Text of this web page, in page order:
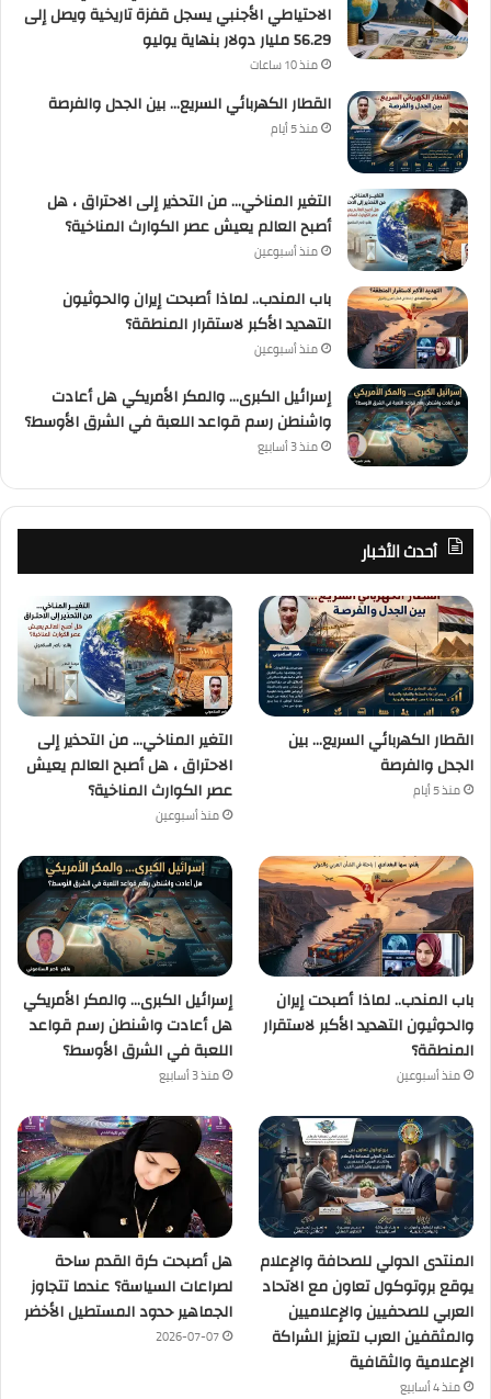
الاحتياطي الأجنبي يسجل قفزة تاريخية ويصل إلى
56.29 مليار دولار بنهاية يوليو
منذ 10 ساعات
القطار الكهربائي السريع… بين الجدل والفرصة
منذ 5 أيام
التغير المناخي… من التحذير إلى الاحتراق ، هل
أصبح العالم يعيش عصر الكوارث المناخية؟
منذ أسبوعين
باب المندب.. لماذا أصبحت إيران والحوثيون
التهديد الأكبر لاستقرار المنطقة؟
منذ أسبوعين
إسرائيل الكبرى… والمكر الأمريكي هل أعادت
واشنطن رسم قواعد اللعبة في الشرق الأوسط؟
منذ 3 أسابيع
أحدث الأخبار
القطار الكهربائي السريع… بين
الجدل والفرصة
منذ 5 أيام
التغير المناخي… من التحذير إلى
الاحتراق ، هل أصبح العالم يعيش
عصر الكوارث المناخية؟
منذ أسبوعين
باب المندب.. لماذا أصبحت إيران
والحوثيون التهديد الأكبر لاستقرار
المنطقة؟
منذ أسبوعين
إسرائيل الكبرى… والمكر الأمريكي
هل أعادت واشنطن رسم قواعد
اللعبة في الشرق الأوسط؟
منذ 3 أسابيع
المنتدى الدولي للصحافة والإعلام
يوقع بروتوكول تعاون مع الاتحاد
العربي للصحفيين والإعلاميين
والمثقفين العرب لتعزيز الشراكة
الإعلامية والثقافية
منذ 4 أسابيع
هل أصبحت كرة القدم ساحة
لصراعات السياسة؟ عندما تتجاوز
الجماهير حدود المستطيل الأخضر
2026-07-07